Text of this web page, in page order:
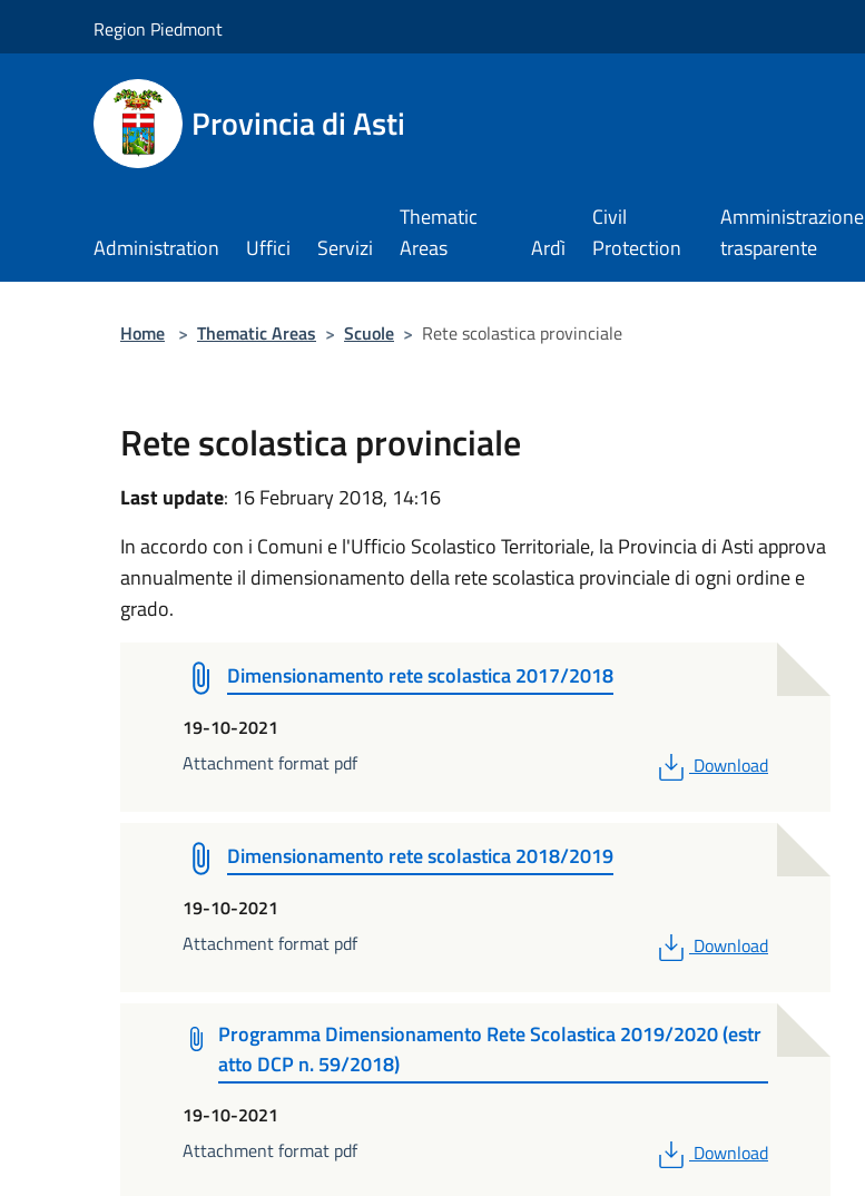
Region Piedmont
Provincia di Asti
Administration Uffici Servizi
Thematic
Areas
Ardì
Civil
Protection
Amministrazione
trasparente
Home > Thematic Areas > Scuole > Rete scolastica provinciale
Rete scolastica provinciale
Last update: 16 February 2018, 14:16
In accordo con i Comuni e l'Ufficio Scolastico Territoriale, la Provincia di Asti approva
annualmente il dimensionamento della rete scolastica provinciale di ogni ordine e
grado.
Dimensionamento rete scolastica 2017/2018
19-10-2021
Attachment format pdf
PDF
Download
Dimensionamento rete scolastica 2018/2019
19-10-2021
Attachment format pdf
PDF
Download
Programma Dimensionamento Rete Scolastica 2019/2020 (estr
atto DCP n. 59/2018)
19-10-2021
Attachment format pdf
PDF
Download